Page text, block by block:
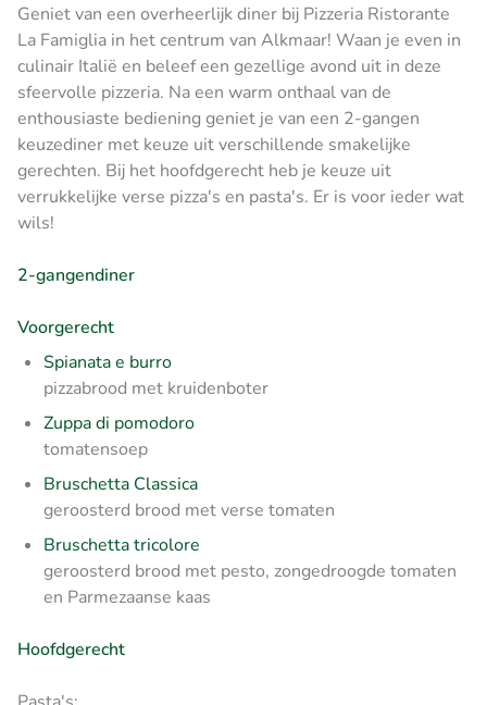
Geniet van een overheerlijk diner bij Pizzeria Ristorante
La Famiglia in het centrum van Alkmaar! Waan je even in
culinair Italië en beleef een gezellige avond uit in deze
sfeervolle pizzeria. Na een warm onthaal van de
enthousiaste bediening geniet je van een 2-gangen
keuzediner met keuze uit verschillende smakelijke
gerechten. Bij het hoofdgerecht heb je keuze uit
verrukkelijke verse pizza's en pasta's. Er is voor ieder wat
wils!
2-gangendiner
Voorgerecht
Spianata e burro
pizzabrood met kruidenboter
Zuppa di pomodoro
tomatensoep
Bruschetta Classica
geroosterd brood met verse tomaten
Bruschetta tricolore
geroosterd brood met pesto, zongedroogde tomaten
en Parmezaanse kaas
Hoofdgerecht